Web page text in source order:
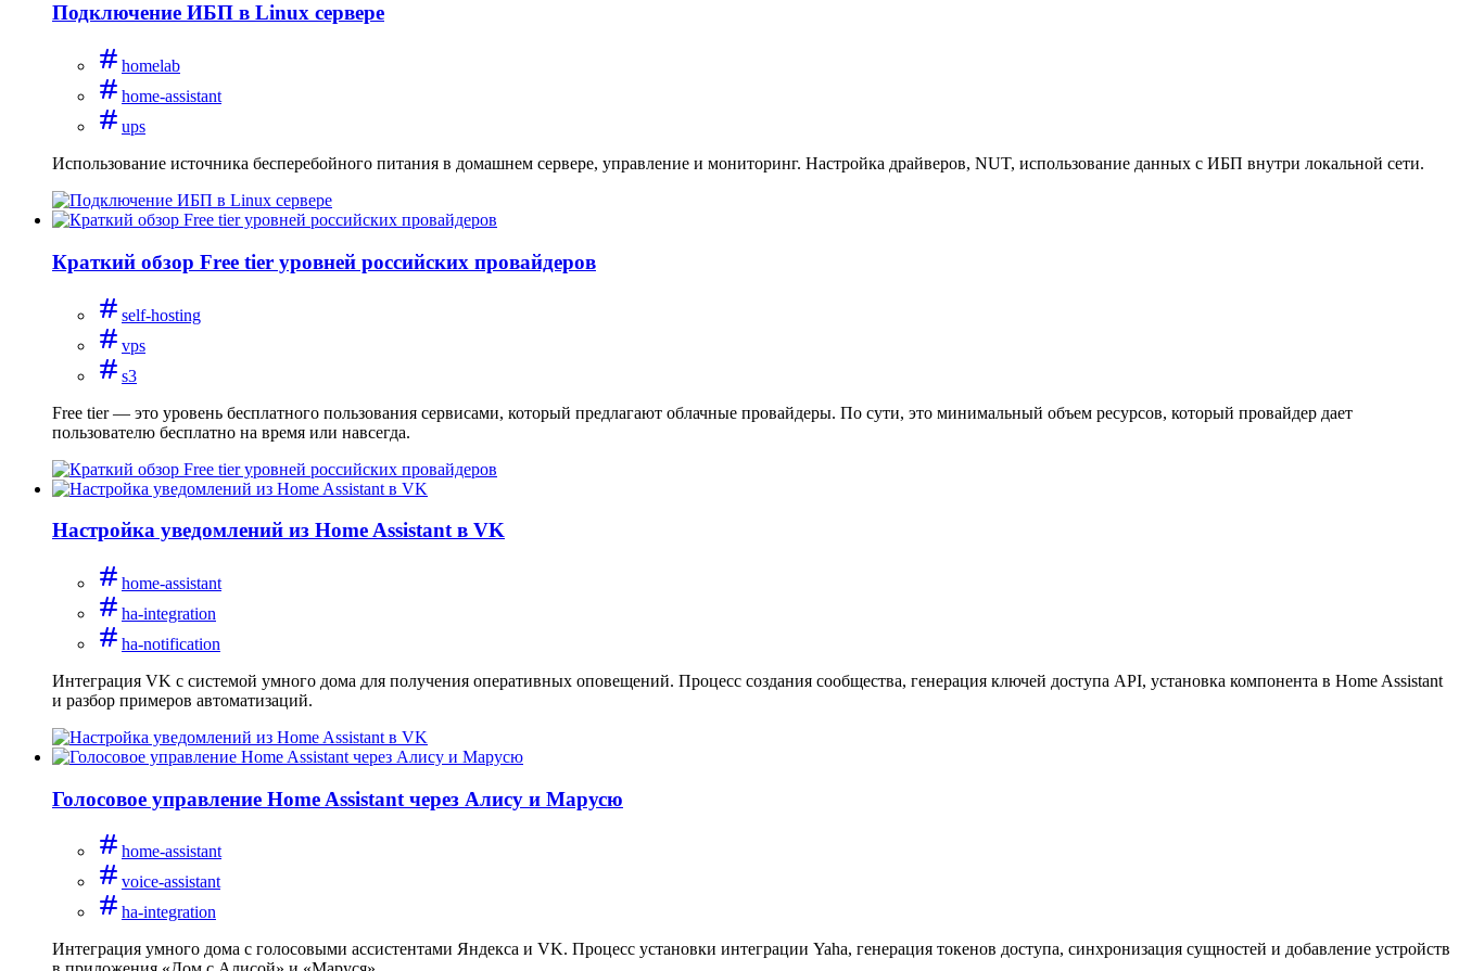
Подключение ИБП в Linux сервере
homelab
home-assistant
ups
Использование источника бесперебойного питания в домашнем сервере, управление и мониторинг. Настройка драйверов, NUT, использование данных с ИБП внутри локальной сети.
Краткий обзор Free tier уровней российских провайдеров
self-hosting
vps
s3
Free tier — это уровень бесплатного пользования сервисами, который предлагают облачные провайдеры. По сути, это минимальный объем ресурсов, который провайдер дает
пользователю бесплатно на время или навсегда.
Настройка уведомлений из Home Assistant в VK
home-assistant
ha-integration
ha-notification
Интеграция VK с системой умного дома для получения оперативных оповещений. Процесс создания сообщества, генерация ключей доступа API, установка компонента в Home Assistant
и разбор примеров автоматизаций.
Голосовое управление Home Assistant через Алису и Марусю
home-assistant
voice-assistant
ha-integration
Интеграция умного дома с голосовыми ассистентами Яндекса и VK. Процесс установки интеграции Yaha, генерация токенов доступа, синхронизация сущностей и добавление устройств